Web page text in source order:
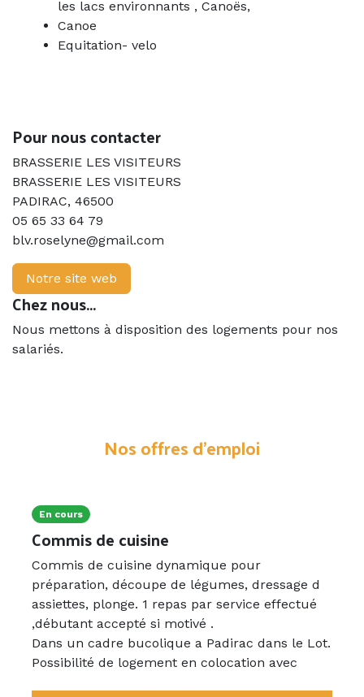
les lacs environnants , Canoës,
Canoe
Equitation- velo
Pour nous contacter
BRASSERIE LES VISITEURS
BRASSERIE LES VISITEURS
PADIRAC, 46500
05 65 33 64 79
blv.roselyne@gmail.com
Notre site web
Chez nous...
Nous mettons à disposition des logements pour nos
salariés.
Nos offres d'emploi
En cours
Commis de cuisine
Commis de cuisine dynamique pour
préparation, découpe de légumes, dressage d
assiettes, plonge. 1 repas par service effectué
,débutant accepté si motivé .
Dans un cadre bucolique a Padirac dans le Lot.
Possibilité de logement en colocation avec